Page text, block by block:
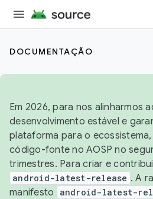
DOCUMENTAÇÃO
Em 2026, para nos alinharmos
desenvolvimento estável e
plataforma para o
código-fonte no AOSP no
trimestres. Para criar e
android-latest-release . A
manifesto
android-latest-